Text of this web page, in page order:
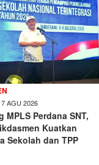
AGU 2026
MPLS Perdana SNT,
Kuatkan
Sekolah dan TPP